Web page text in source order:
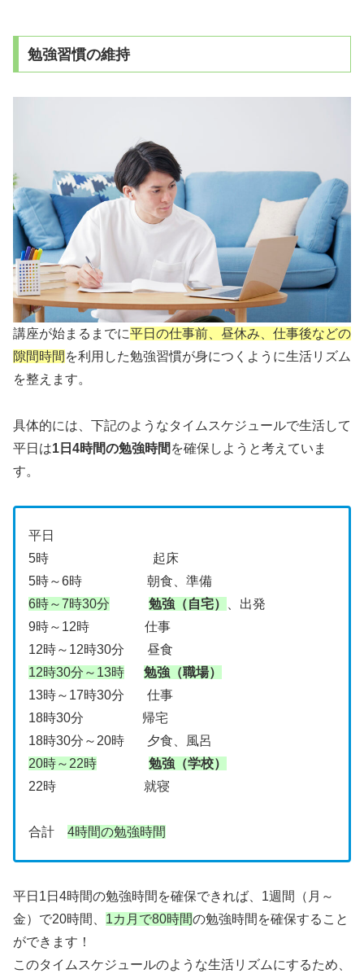
勉強習慣の維持
講座が始まるまでに平日の仕事前、昼休み、仕事後などの
隙間時間 を利用した勉強習慣が身につくように生活リズム
を整えます。
具体的には、下記のようなタイムスケジュールで生活して
平日は1日4時間の勉強時間 を確保しようと考えていま
す。
平日
5時 起床
5時～6時 朝食、準備
6時～7時30分
勉強（自宅）
、出発
9時～12時 仕事
12時～12時30分 昼食
12時30分～13時
勉強（職場）
13時～17時30分 仕事
18時30分 帰宅
18時30分～20時 夕食、風呂
20時～22時
勉強（学校）
22時 就寝
合計 4時間の勉強時間
平日1日4時間の勉強時間を確保できれば、1週間（月～
金）で20時間、 1カ月で80時間の勉強時間を確保すること
ができます！
このタイムスケジュールのような生活リズムにするため、